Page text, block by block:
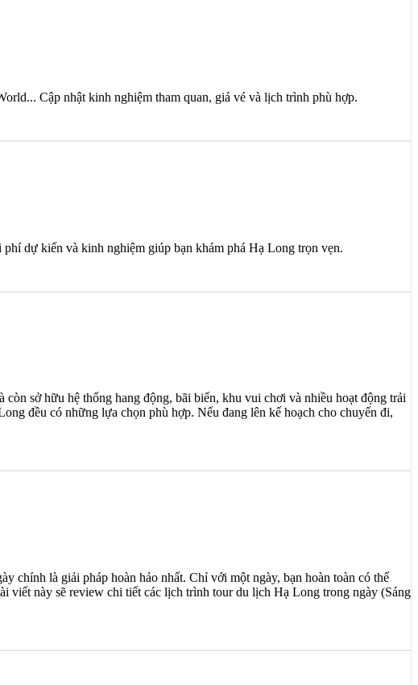
Cập nhật kinh nghiệm tham quan, giá vé và lịch trình phù hợp.
dự kiến và kinh nghiệm giúp bạn khám phá Hạ Long trọn vẹn.
sở hữu hệ thống hang động, bãi biển, khu vui chơi và nhiều hoạt động trải
đều có những lựa chọn phù hợp. Nếu đang lên kế hoạch cho chuyến đi,
chính là giải pháp hoàn hảo nhất. Chỉ với một ngày, bạn hoàn toàn có thể
viết này sẽ review chi tiết các lịch trình tour du lịch Hạ Long trong ngày (Sáng